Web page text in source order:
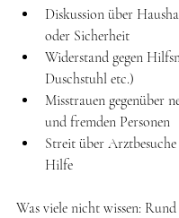
Diskussion über
oder Sicherheit
Widerstand gegen
Duschstuhl etc.)
Misstrauen gegenüber
und fremden Personen
Streit über
Hilfe
Was viele nicht wissen: Rund